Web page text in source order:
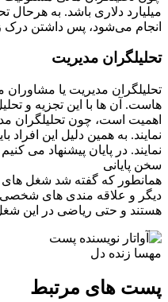
میلیارد دلاری باشد. به
انجام می‌شود، پس داشتن درک
تحلیلگران مدیریت
تحلیلگران مدیریت یا مشاوران
هاست. آن ها با این تجزیه و
اهمیت است، چون تحلیلگران
نمایند. به همین دلیل این
نمایند. در پایان پیشنهاد می
سخن پایانی
همانطور که گفته شد شغل های
دیگر و علاقه مندی های شخصی
هستند و حتی ریاضی در این
مهسا زنده دل
پست های مرتبط